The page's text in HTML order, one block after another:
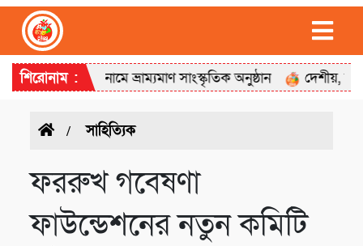
শিরোনাম :
গান’ শিরোনামে ভ্রাম্যমাণ সাংস্কৃতিক অনুষ্ঠান দেশীয়, বগুড়া
সাহিত্যিক
ফররুখ গবেষণা
ফাউন্ডেশনের নতুন কমিটি